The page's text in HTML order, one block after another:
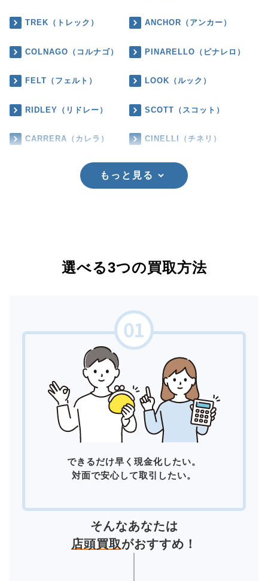
TREK（トレック） ANCHOR（アンカー）
COLNAGO（コルナゴ） PINARELLO（ピナレロ）
FELT（フェルト） LOOK（ルック）
RIDLEY（リドレー） SCOTT（スコット）
CARRERA（カレラ） CINELLI（チネリ）
もっと見る
選べる3つの買取方法
できるだけ早く現金化したい。
対面で安心して取引したい。
そんなあなたは
店頭買取がおすすめ！